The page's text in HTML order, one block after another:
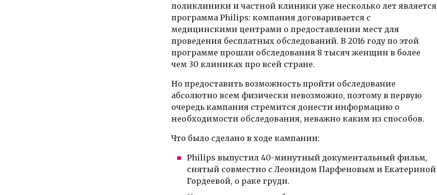
поликлиники и частной клиники уже несколько лет является
программа Philips: компания договаривается с
медицинскими центрами о предоставлении мест для
проведения бесплатных обследований. В 2016 году по этой
программе прошли обследования 8 тысяч женщин в более
чем 30 клиниках про всей стране.
Но предоставить возможность пройти обследование
абсолютно всем физически невозможно, поэтому в первую
очередь кампания стремится донести информацию о
необходимости обследования, неважно каким из способов.
Что было сделано в ходе кампании:
Philips выпустил 40-минутный документальный фильм,
снятый совместно с Леонидом Парфеновым и Екатериной
Гордеевой, о раке груди.